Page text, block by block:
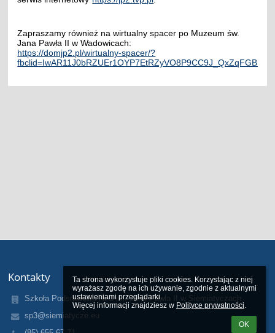
Ta strona wykorzystuje pliki cookies. Korzystając z niej
wyrażasz zgodę na ich używanie, zgodnie z aktualnymi
ustawieniami przeglądarki.
Więcej informacji znajdziesz w Polityce prywatności.
OK
Zapraszamy również na wirtualny spacer po Muzeum św.
Jana Pawła II w Wadowicach:
https://domjp2.pl/wirtualny-spacer/?
Kontakty
Szkoła Podstawowa Nr 3 im. Jana Pawła II w Siemiatyczach
sp3@siemiatycze.eu